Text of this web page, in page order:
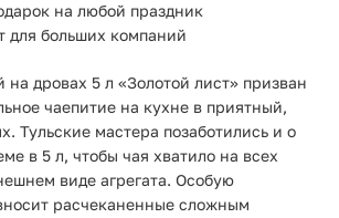
на любой праздник
для больших компаний
дровах 5 л «Золотой лист» призван
чаепитие на кухне в приятный,
Тульские мастера позаботились и о
в 5 л, чтобы чая хватило на всех
виде агрегата. Особую
расчеканенные сложным